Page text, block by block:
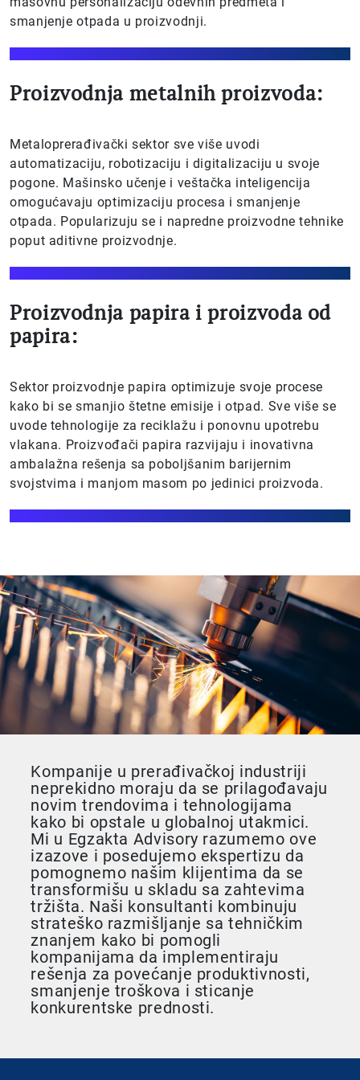
smanjenje otpada u proizvodnji.
Proizvodnja metalnih proizvoda:
Metaloprerađivački sektor sve više uvodi
automatizaciju, robotizaciju i digitalizaciju u svoje
pogone. Mašinsko učenje i veštačka inteligencija
omogućavaju optimizaciju procesa i smanjenje
otpada. Popularizuju se i napredne proizvodne tehnike
poput aditivne proizvodnje.
Proizvodnja papira i proizvoda od
papira:
Sektor proizvodnje papira optimizuje svoje procese
kako bi se smanjio štetne emisije i otpad. Sve više se
uvode tehnologije za reciklažu i ponovnu upotrebu
vlakana. Proizvođači papira razvijaju i inovativna
ambalažna rešenja sa poboljšanim barijernim
svojstvima i manjom masom po jedinici proizvoda.
Kompanije u prerađivačkoj industriji
neprekidno moraju da se prilagođavaju
novim trendovima i tehnologijama
kako bi opstale u globalnoj utakmici.
Mi u Egzakta Advisory razumemo ove
izazove i posedujemo ekspertizu da
pomognemo našim klijentima da se
transformišu u skladu sa zahtevima
tržišta. Naši konsultanti kombinuju
strateško razmišljanje sa tehničkim
znanjem kako bi pomogli
kompanijama da implementiraju
rešenja za povećanje produktivnosti,
smanjenje troškova i sticanje
konkurentske prednosti.